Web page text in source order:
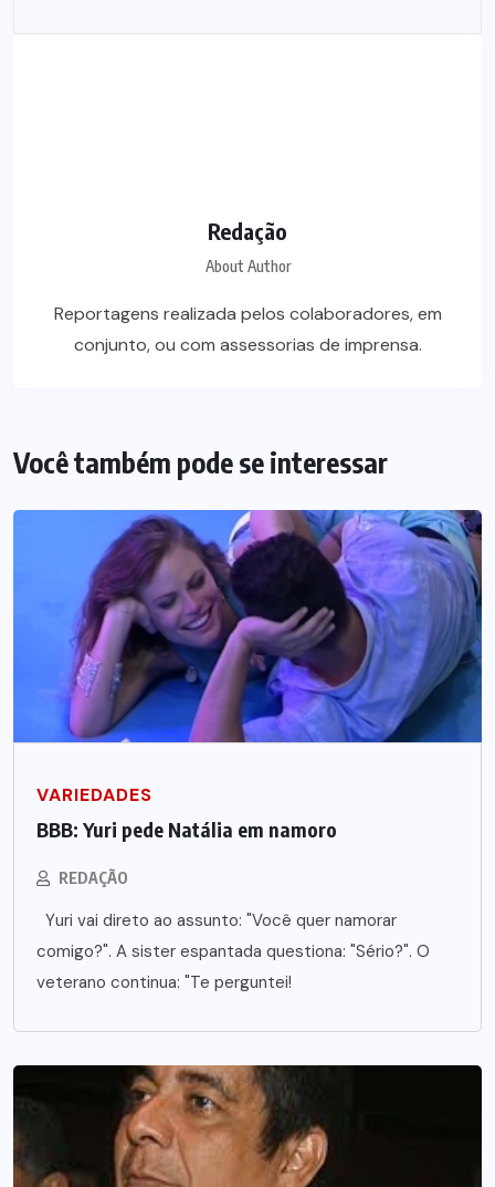
Redação
About Author
Reportagens realizada pelos colaboradores, em
conjunto, ou com assessorias de imprensa.
Você também pode se interessar
VARIEDADES
BBB: Yuri pede Natália em namoro
REDAÇÃO
Yuri vai direto ao assunto: "Você quer namorar
comigo?". A sister espantada questiona: "Sério?". O
veterano continua: "Te perguntei!